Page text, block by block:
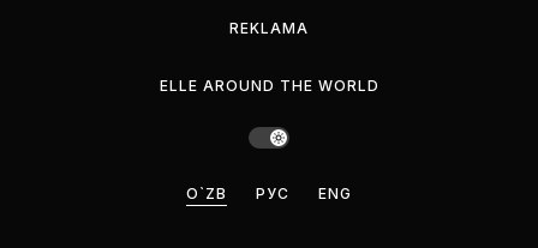
REKLAMA
ELLE AROUND THE WORLD
O`ZB РУС ENG